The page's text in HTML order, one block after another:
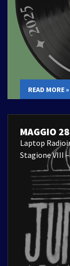
READ MORE »
MAGGIO
Laptop
Stagione VIII